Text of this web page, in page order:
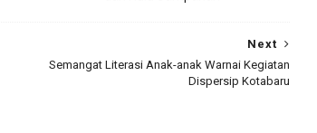
Next
‎Semangat Literasi Anak-anak Warnai Kegiatan
Dispersip Kotabaru